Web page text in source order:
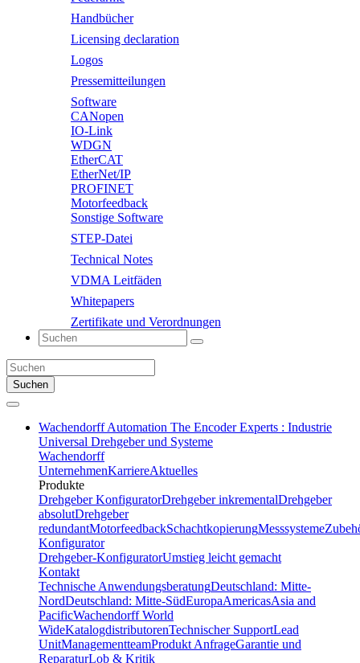
Handbücher
Licensing declaration
Logos
Pressemitteilungen
Software
CANopen
IO-Link
WDGN
EtherCAT
EtherNet/IP
PROFINET
Motorfeedback
Sonstige Software
STEP-Datei
Technical Notes
VDMA Leitfäden
Whitepapers
Zertifikate und Verordnungen
Suchen
Wachendorff Automation The Encoder Experts : Industrie
Universal Drehgeber und Systeme
Wachendorff
UnternehmenKarriereAktuelles
Produkte
Drehgeber KonfiguratorDrehgeber inkrementalDrehgeber
absolutDrehgeber
redundantMotorfeedbackSchachtkopierungMesssysteme
Konfigurator
Drehgeber-KonfiguratorUmstieg leicht gemacht
Kontakt
Technische AnwendungsberatungDeutschland: Mitte-
NordDeutschland: Mitte-SüdEuropaAmericasAsia and
PacificWachendorff World
WideKatalogdistributorenTechnischer SupportLead
UnitManagementteamProdukt AnfrageGarantie und
ReparaturLob & Kritik